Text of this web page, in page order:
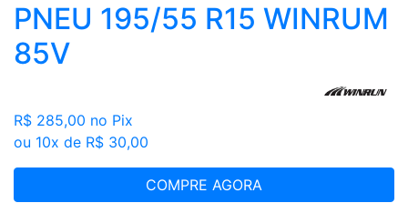
PNEU 195/55 R15 WINRUM
85V
R$ 285,00 no Pix
ou 10x de R$ 30,00
COMPRE AGORA